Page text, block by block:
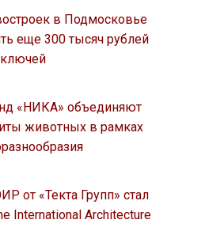
в Подмосковье
еще 300 тысяч рублей
ключей
«НИКА» объединяют
животных в рамках
от «Текта Групп» стал
International Architecture